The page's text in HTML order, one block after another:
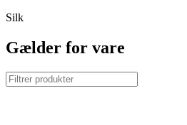
Silk
Gælder for vare